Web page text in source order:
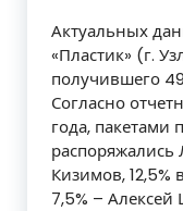
Актуальных
«Пластик» (г.
получившего
Согласно
года, пакетами
Кизимов, 12,5%
7,5% –